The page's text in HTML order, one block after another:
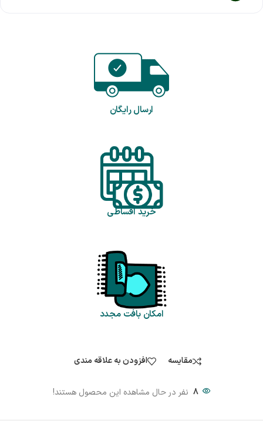
ارسال رایگان
خرید اقساطی
امکان بافت مجدد
مقایسه افزودن به علاقه مندی
8 نفر در حال مشاهده این محصول هستند!